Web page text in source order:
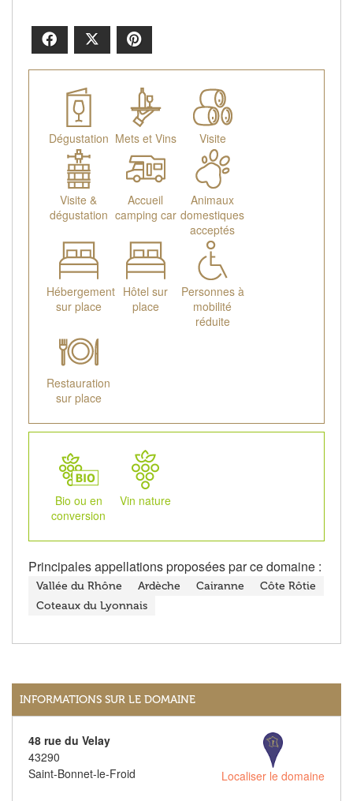
Facebook
Dégustation Mets et Vins Visite
Visite &
dégustation
Accueil
camping car
Animaux
domestiques
acceptés
Hébergement
sur place
Hôtel sur
place
Personnes à
mobilité
réduite
Restauration
sur place
Bio ou en
conversion
Vin nature
Principales appellations proposées par ce domaine :
Vallée du Rhône Ardèche Cairanne
Côte Rôtie
Coteaux du Lyonnais
INFORMATIONS SUR LE DOMAINE
48 rue du Velay
43290
Saint-Bonnet-le-Froid
Localiser le domaine